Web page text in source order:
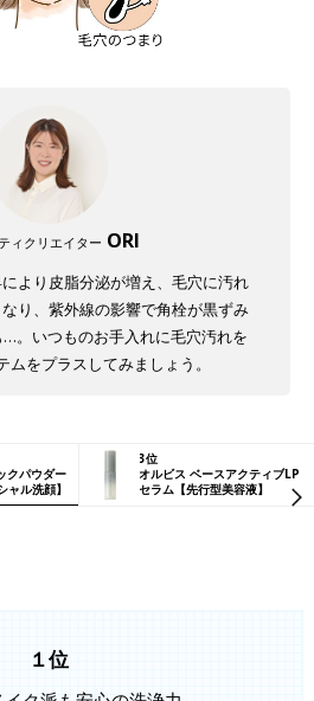
ィクリエイター ORI
より皮脂分泌が増え、毛穴に汚れ
り、紫外線の影響で角栓が黒ずみ
。いつものお手入れに毛穴汚れを
ムをプラスしてみましょう。
クパウダー
ャル洗顔】
3位
オルビス ベースアクティブLP
セラム 【先行型美容液】
１位